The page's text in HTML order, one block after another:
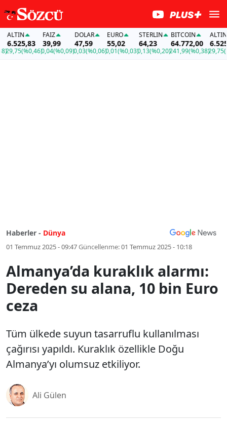
ALTIN
6.525,83
(%0,46)
FAİZ
39,99
0,04(%0,09)
DOLAR
47,59
0,03(%0,06)
EURO
55,02
0,01(%0,03)
STERLIN
64,23
0,13(%0,20)
BITCOIN
64.772,00
241,99(%0,38)
ALTIN
29,75
Haberler - Dünya
01 Temmuz 2025 - 09:47Güncellenme:01 Temmuz 2025 - 10:18
Almanya’da kuraklık alarmı:
Dereden su alana, 10 bin Euro
ceza
Tüm ülkede suyun tasarruflu kullanılması
çağırısı yapıldı. Kuraklık özellikle Doğu
Almanya’yı olumsuz etkiliyor.
Ali Gülen